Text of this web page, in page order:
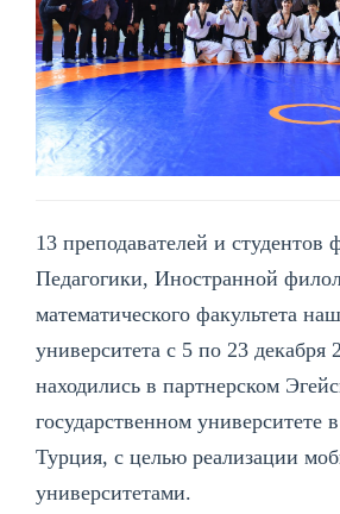
13 преподавателей и студентов
Педагогики, Иностранной
математического факультета
университета с 5 по 23 декабря
находились в партнерском
государственном университете
Турция, с целью реализации
университетами.